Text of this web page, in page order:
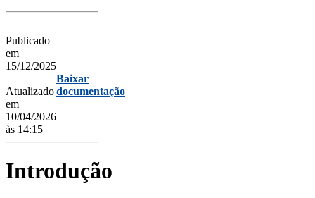
Publicado
em
15/12/2025
|
Atualizado
em
10/04/2026
às 14:15
Baixar
documentação
Introdução